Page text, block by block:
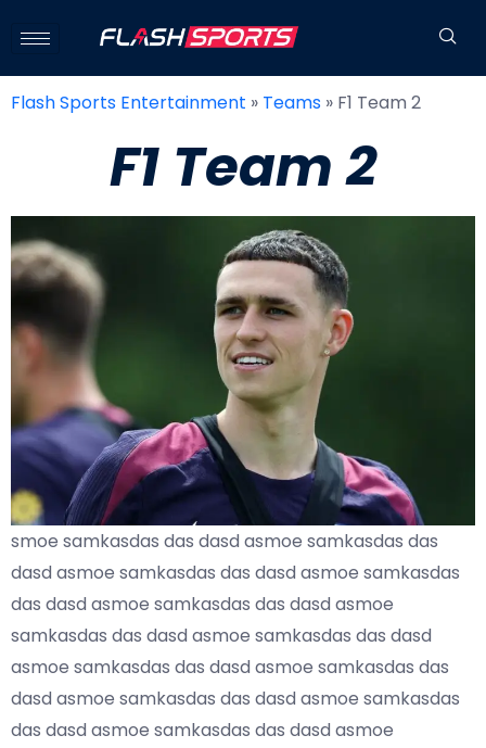
Flash Sports Entertainment » Teams » F1 Team 2
F1 Team 2
smoe samkasdas das dasd asmoe samkasdas das
dasd asmoe samkasdas das dasd asmoe samkasdas
das dasd asmoe samkasdas das dasd asmoe
samkasdas das dasd asmoe samkasdas das dasd
asmoe samkasdas das dasd asmoe samkasdas das
dasd asmoe samkasdas das dasd asmoe samkasdas
das dasd asmoe samkasdas das dasd asmoe